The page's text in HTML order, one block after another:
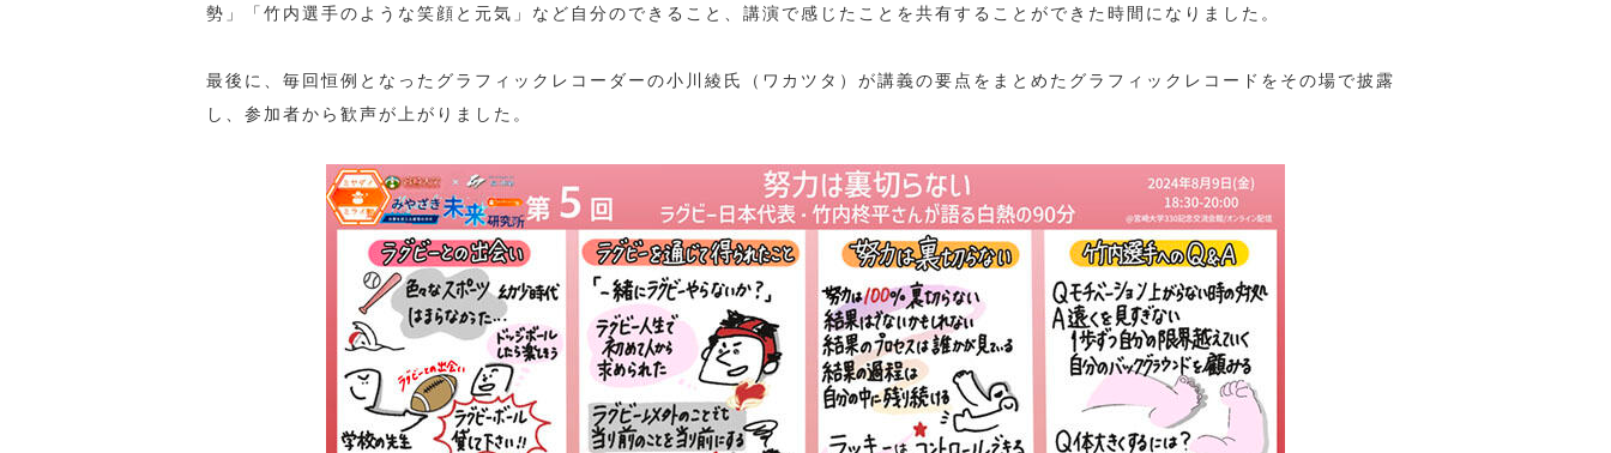
勢」「竹内選手のような笑顔と元気」など自分のできること、講演で感じたことを共有することができた時間になりました。
最後に、毎回恒例となったグラフィックレコーダーの小川綾氏（ワカツタ）が講義の要点をまとめたグラフィックレコードをその場で披露
し、参加者から歓声が上がりました。